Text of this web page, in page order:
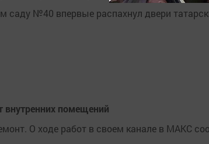
саду №40 впервые распахнул двери
внутренних помещений
О ходе работ в своем канале в МАКС